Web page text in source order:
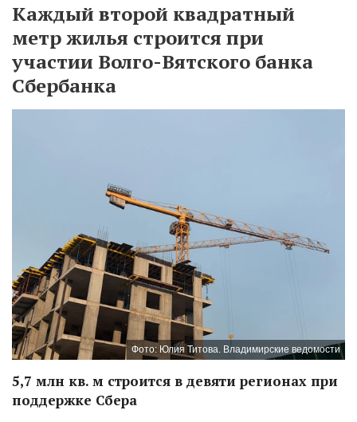
Каждый второй квадратный
метр жилья строится при
участии Волго-Вятского банка
Сбербанка
Фото: Юлия Титова. Владимирские ведомости
5,7 млн кв. м строится в девяти регионах при
поддержке Сбера